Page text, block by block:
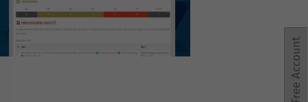
Free Account